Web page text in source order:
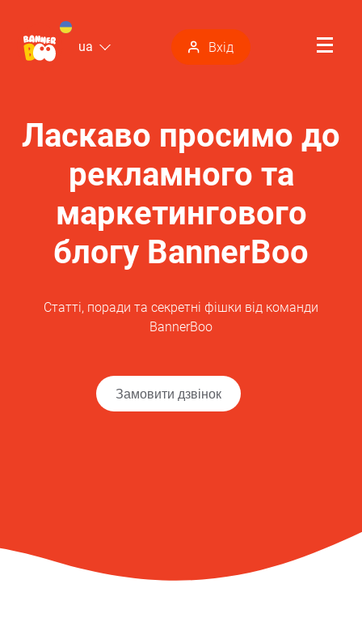
ua Вхід
Ласкаво просимо до
рекламного та
маркетингового
блогу BannerBoo
Статті, поради та секретні фішки від команди
BannerBoo
Замовити дзвінок